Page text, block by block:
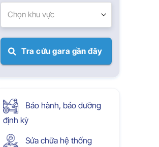
Chọn khu vực
Tra cứu gara gần đây
Bảo hành, bảo dưỡng
định kỳ
Sửa chữa hệ thống